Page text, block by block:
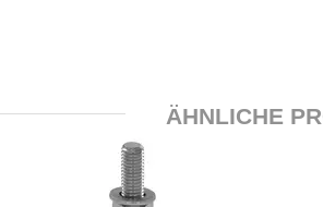
ÄHNLICHE